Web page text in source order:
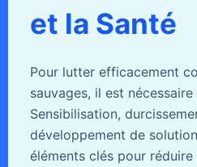
et la Santé
Pour lutter efficacement
sauvages, il est nécessaire
Sensibilisation,
développement de
éléments clés pour